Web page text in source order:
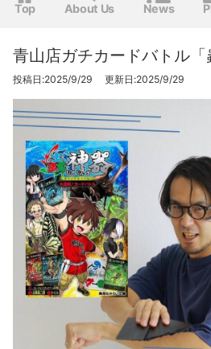
Top About Us News
青山店ガチカードバトル「
投稿日:2025/9/29 更新日:2025/9/29